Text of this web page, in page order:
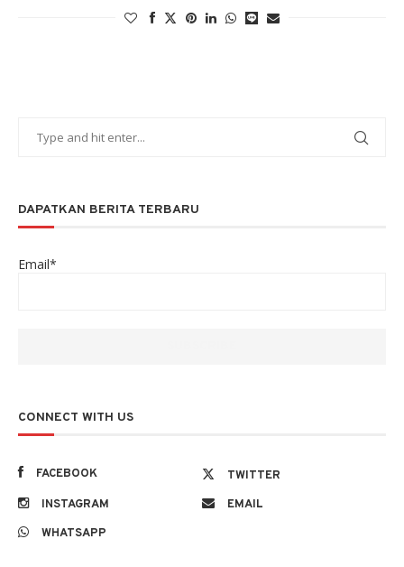
DAPATKAN BERITA TERBARU
Email*
CONNECT WITH US
FACEBOOK
TWITTER
INSTAGRAM
EMAIL
WHATSAPP